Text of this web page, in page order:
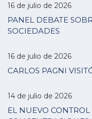
16 de julio de 2026
PANEL DEBATE
SOCIEDADES
16 de julio de 2026
CARLOS PAGNI
14 de julio de 2026
EL NUEVO